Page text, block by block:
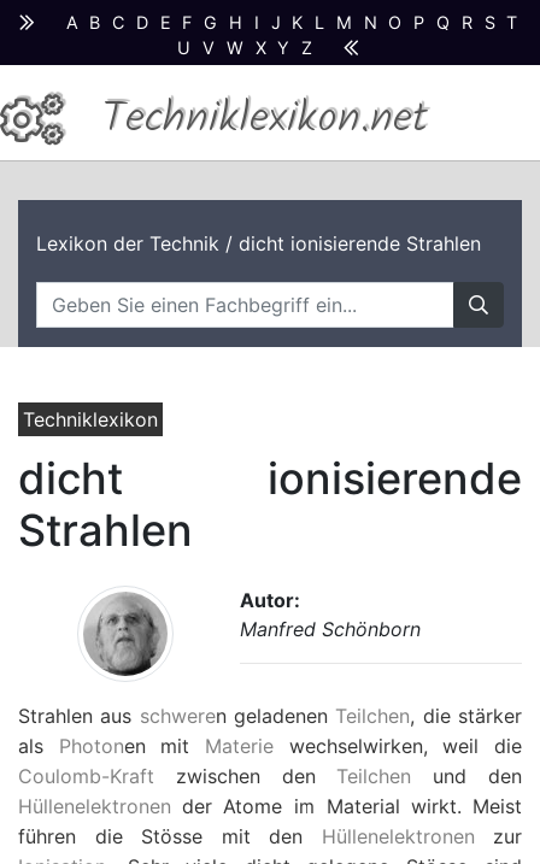
A B C D E F G H I J K L M N O P Q R S T
U
V W X Y Z
Techniklexikon.net
Lexikon der Technik / dicht ionisierende Strahlen
Techniklexikon
dicht ionisierende
Strahlen
Autor:
Manfred Schönborn
Strahlen aus schweren geladenen Teilchen, die stärker
als Photonen mit Materie wechselwirken, weil die
Coulomb-Kraft zwischen den Teilchen und den
Hüllenelektronen der Atome im Material wirkt. Meist
führen die Stösse mit den Hüllenelektronen zur